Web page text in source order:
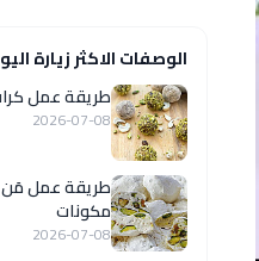
الوصفات الاكثر زيارة
طريقة عمل
2026-07-08
مكونات
2026-07-08